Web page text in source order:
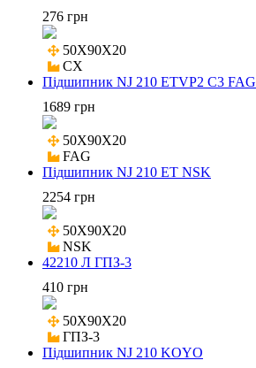
276 грн
50X90X20
CX
Підшипник NJ 210 ETVP2 C3 FAG
1689 грн
50X90X20
FAG
Підшипник NJ 210 ET NSK
2254 грн
50X90X20
NSK
42210 Л ГПЗ-3
410 грн
50X90X20
ГПЗ-3
Підшипник NJ 210 KOYO